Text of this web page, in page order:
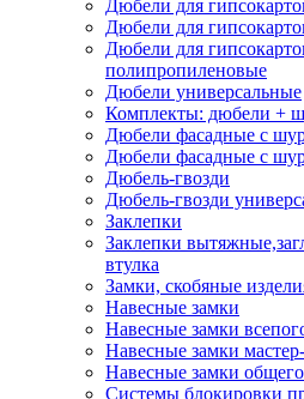
Дюбели для
Дюбели для
Дюбели для
полипропиленовые
Дюбели универсальные
Комплекты: дюбели +
Дюбели фасадные с
Дюбели фасадные с
Дюбель-гвозди
Дюбель-гвозди
Заклепки
Заклепки
втулка
Замки, скобяные
Навесные замки
Навесные замки
Навесные замки
Навесные замки
Системы блокировки